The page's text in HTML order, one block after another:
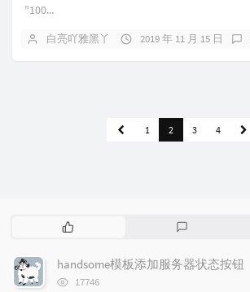
"100...
白亮吖雅黑丫 2019 年 11 月 15 日
1 2 3 4
热
文
章
评
handsome模板添加服务器状态按钮
浏
17746